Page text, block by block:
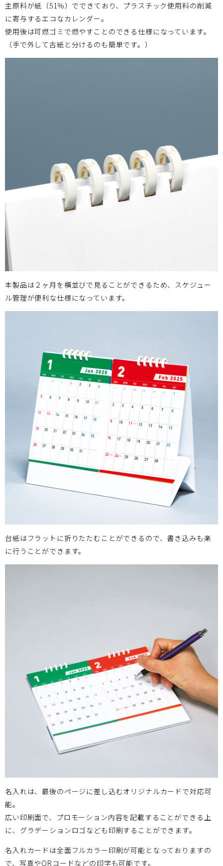
主原料が紙（51％）でできており、プラスチック使用料の削減
に寄与するエコなカレンダー。
使用後は可燃ゴミで燃やすことのできる仕様になっています。
（手で外して古紙と分けるのも簡単です。）
本製品は２ヶ月を横並びで見ることができるため、スケジュー
ル管理が便利な仕様になっています。
台紙はフラットに折りたたむことができるので、書き込みも楽
に行うことができます。
名入れは、最後のページに差し込むオリジナルカードで対応可
能。
広い印刷面で、プロモーション内容を記載することができる上
に、グラデーションロゴなども印刷することができます。
名入れカードは全面フルカラー印刷が可能となっておりますの
で、写真やQRコードなどの印字も可能です。